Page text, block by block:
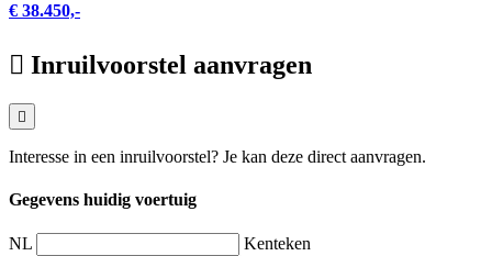
€ 38.450,-
Inruilvoorstel aanvragen
Interesse in een inruilvoorstel? Je kan deze direct aanvragen.
Gegevens huidig voertuig
NL
Kenteken